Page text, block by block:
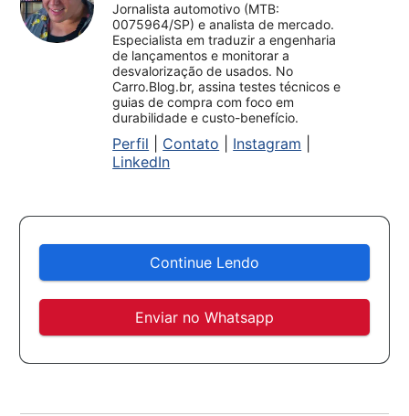
Jornalista automotivo (MTB:
0075964/SP) e analista de mercado.
Especialista em traduzir a engenharia
de lançamentos e monitorar a
desvalorização de usados. No
Carro.Blog.br, assina testes técnicos e
guias de compra com foco em
durabilidade e custo-benefício.
Perfil Contato Instagram
LinkedIn
Continue Lendo
Enviar no Whatsapp